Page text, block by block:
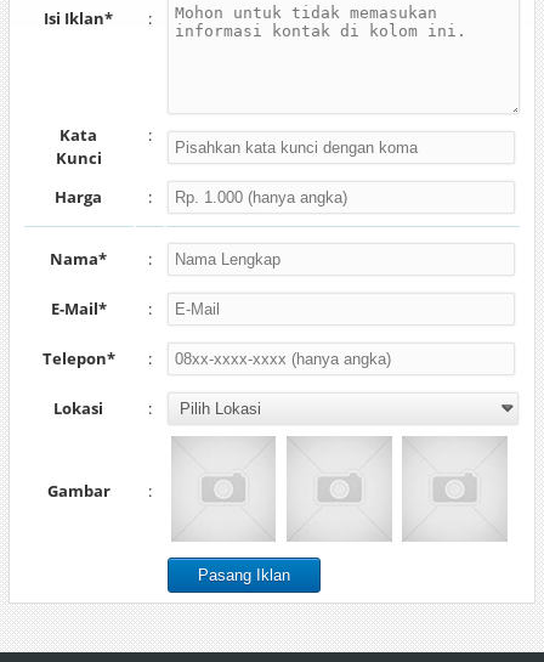
Isi Iklan* :
Kata
Kunci
:
Harga :
Nama* :
E-Mail* :
Telepon* :
Lokasi :
Gambar :